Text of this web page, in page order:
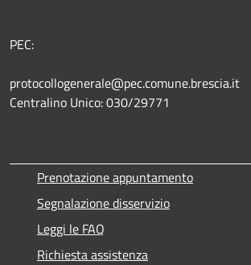
PEC:
protocollogenerale@pec.comune.brescia.it
Centralino Unico: 030/29771
Prenotazione appuntamento
Segnalazione disservizio
Leggi le FAQ
Richiesta assistenza